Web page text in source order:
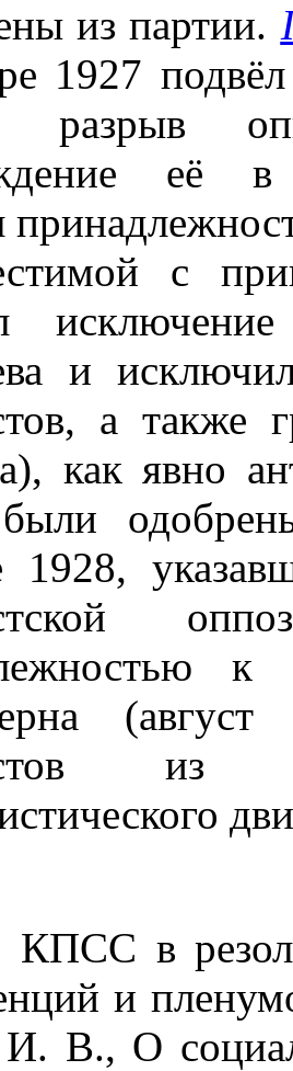
из партии.
1927
разрыв
её в
с
и
а также
как явно
были
1928,
к
из
КПСС в
и
В., О